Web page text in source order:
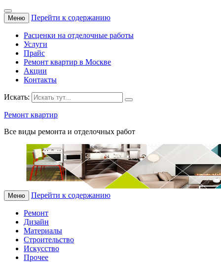
Меню Перейти к содержанию
Расценки на отделочные работы
Услуги
Прайс
Ремонт квартир в Москве
Акции
Контакты
Искать:
Ремонт квартир
Все виды ремонта и отделочных работ
Меню Перейти к содержанию
Ремонт
Дизайн
Материалы
Строительство
Искусство
Прочее